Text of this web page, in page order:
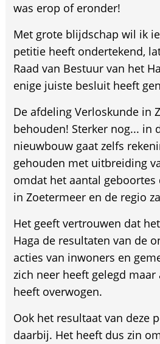
was erop of eronder!
Met grote blijdschap wil ik
petitie heeft ondertekend,
Raad van Bestuur van het
enige juiste besluit heeft
De afdeling Verloskunde in
behouden! Sterker nog... in
nieuwbouw gaat zelfs
gehouden met uitbreiding
omdat het aantal geboortes
in Zoetermeer en de regio
Het geeft vertrouwen dat
Haga de resultaten van de
acties van inwoners en
zich neer heeft gelegd
heeft overwogen.
Ook het resultaat van deze
daarbij. Het heeft dus zin